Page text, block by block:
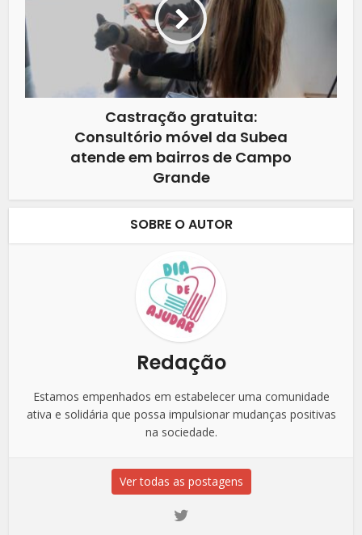
Castração gratuita:
Consultório móvel da Subea
atende em bairros de Campo
Grande
SOBRE O AUTOR
Redação
Estamos empenhados em estabelecer uma comunidade
ativa e solidária que possa impulsionar mudanças positivas
na sociedade.
Ver todas as postagens